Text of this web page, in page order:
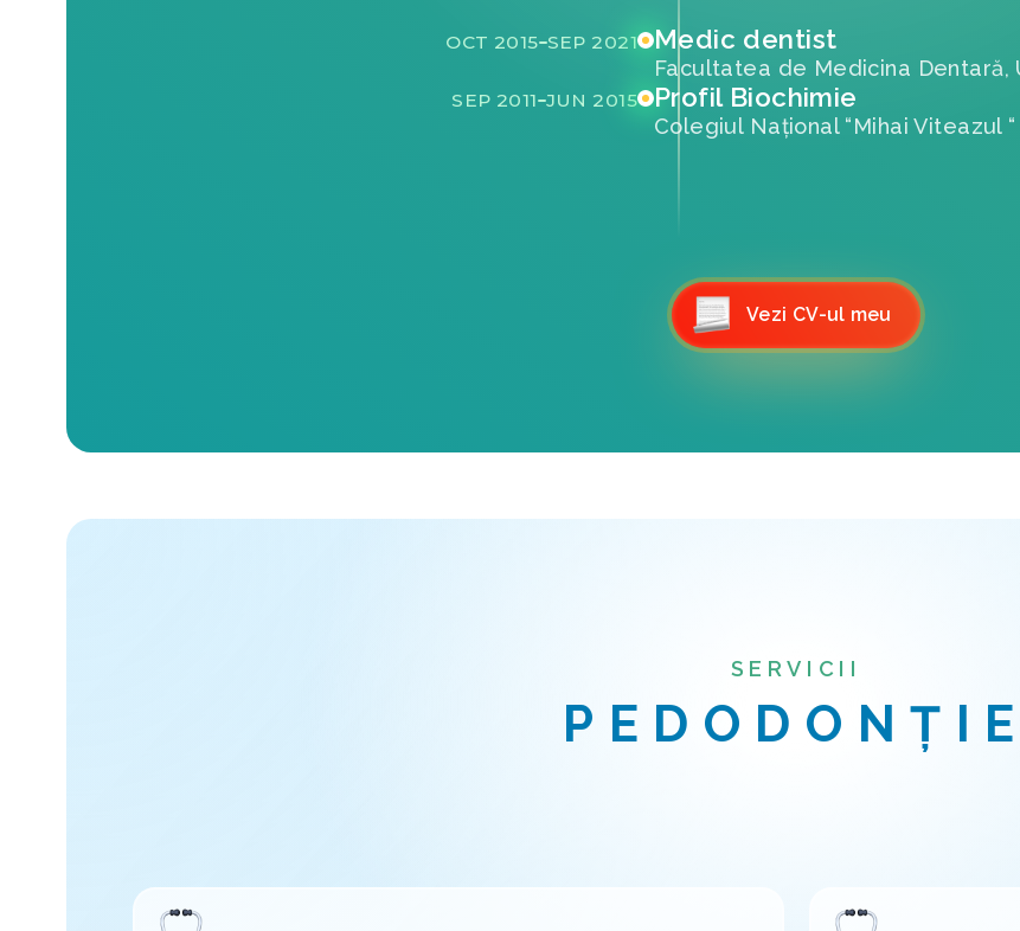
OCT 2015 SEP 2021 Medic dentist
Facultatea de Medicina Dentară,
SEP 2011 JUN 2015 Profil Biochimie
Colegiul Național “Mihai Viteazul
Vezi CV-ul meu
SERVICII
PEDODONȚIE